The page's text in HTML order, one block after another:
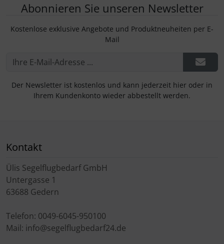
Abonnieren Sie unseren Newsletter
Kostenlose exklusive Angebote und Produktneuheiten per E-
Mail
Der Newsletter ist kostenlos und kann jederzeit hier oder in
Ihrem Kundenkonto wieder abbestellt werden.
Kontakt
Ülis Segelflugbedarf GmbH
Untergasse 1
63688 Gedern
Telefon: 0049-6045-950100
Mail: info@segelflugbedarf24.de